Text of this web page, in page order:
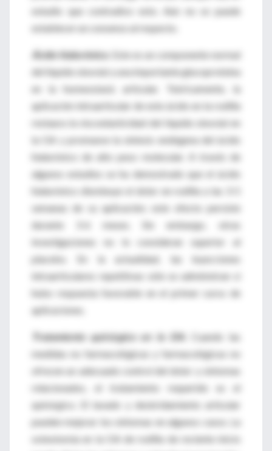
estudio que contradice esto. Aún no se puede
establecer un consenso al respecto.
Ácido hialurónico.
Este es un componente normal
del líquido sinovial y una importante glucoproteína
en la homeostasis articular. Teóricamente, la
aplicación intraarticular de este ácido en la rodilla
restaura la viscoelasticidad del líquido sinovial en
la OA y promueve la síntesis endógena del ácido
hialurónico de alto peso molecular. A través de
algunos estudios se ha demostrado que el ácido
hialurónico disminuye el dolor en rodilla a las 3-5
semanas de su aplicación; este efecto persiste
durante 3-6 meses. Sin embargo, otras
investigaciones no lo consideran superior al
placebo. En la actualidad, las inyecciones
intraarticulares repetitivas sólo se administran si
hubo respuesta favorable en el primer curso de
aplicaciones.
Tratamiento quirúrgico en la OA.
Cuando las
medidas no farmacológicas y farmacológicas no
ofrecen un adecuado control del dolor y síntomas
relacionados, el tratamiento requerido es el
quirúrgico. El lavado y desbridamiento articular
pueden mejorar los síntomas en algunos casos. La
osteotomía en la OA de rodilla de reciente inicio